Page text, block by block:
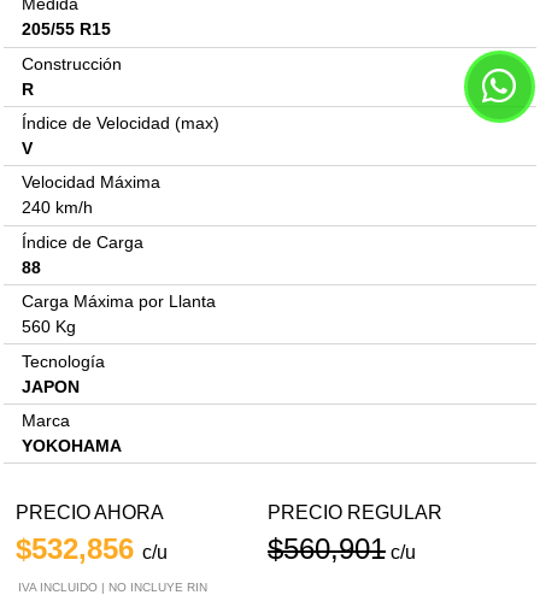
Medida
205/55 R15
Construcción
R
Índice de Velocidad (max)
V
Velocidad Máxima
240 km/h
Índice de Carga
88
Carga Máxima por Llanta
560 Kg
Tecnología
JAPON
Marca
YOKOHAMA
PRECIO AHORA
$532,856 c/u
PRECIO REGULAR
$560,901 c/u
IVA INCLUIDO | NO INCLUYE RIN